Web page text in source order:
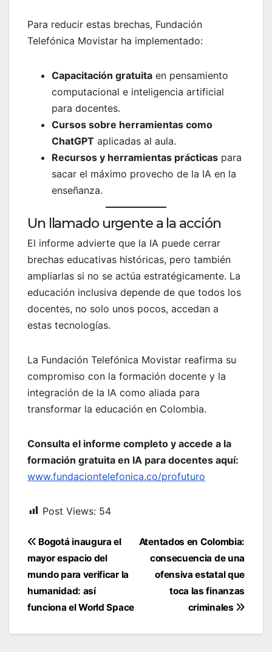
Para reducir estas brechas, Fundación
Telefónica Movistar ha implementado:
Capacitación gratuita en pensamiento
computacional e inteligencia artificial
para docentes.
Cursos sobre herramientas como
ChatGPT aplicadas al aula.
Recursos y herramientas prácticas para
sacar el máximo provecho de la IA en la
enseñanza.
Un llamado urgente a la acción
El informe advierte que la IA puede cerrar
brechas educativas históricas, pero también
ampliarlas si no se actúa estratégicamente. La
educación inclusiva depende de que todos los
docentes, no solo unos pocos, accedan a
estas tecnologías.
La Fundación Telefónica Movistar reafirma su
compromiso con la formación docente y la
integración de la IA como aliada para
transformar la educación en Colombia.
Consulta el informe completo y accede a la
formación gratuita en IA para docentes aquí:
www.fundaciontelefonica.co/profuturo
Post Views: 54
Navegación
de
entradas
Atentados en Colombia:
consecuencia de una
ofensiva estatal que
toca las finanzas
criminales
Bogotá inaugura el
mayor espacio del
mundo para verificar la
humanidad: así
funciona el World Space